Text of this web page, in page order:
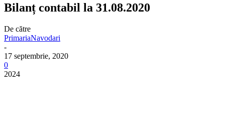
Bilanț contabil la 31.08.2020
De către
PrimariaNavodari
-
17 septembrie, 2020
0
2024